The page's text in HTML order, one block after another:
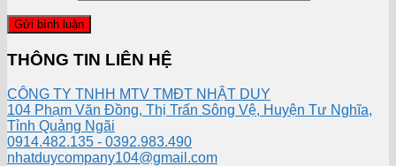
THÔNG TIN LIÊN HỆ
CÔNG TY TNHH MTV TMĐT NHẬT DUY
104 Phạm Văn Đồng, Thị Trấn Sông Vệ, Huyện Tư Nghĩa,
Tỉnh Quảng Ngãi
0914.482.135 - 0392.983.490
nhatduycompany104@gmail.com